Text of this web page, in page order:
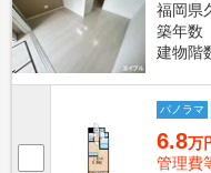
福岡県
築年数
建物階
パノラマ
6.8万
管理費